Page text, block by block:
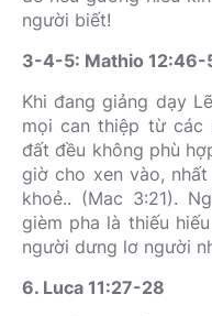
người biết!
3-4-5: Mathio 12:46-
Khi đang giảng dạy
mọi can thiệp từ các
đất đều không phù
giờ cho xen vào,
khoẻ.. (Mac 3:21).
gièm pha là thiếu
người dưng lơ người
6. Luca 11:27-28